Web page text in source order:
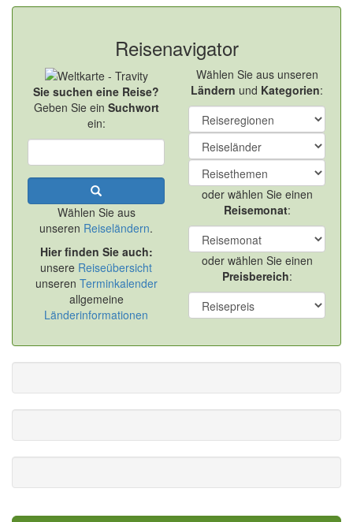
Reisenavigator
Sie suchen eine Reise?
Geben Sie ein Suchwort
ein:
Wählen Sie aus
unseren Reiseländern.
Hier finden Sie auch:
unsere Reiseübersicht
unseren Terminkalender
allgemeine
Länderinformationen
Wählen Sie aus unseren
Ländern und Kategorien:
oder wählen Sie einen
Reisemonat:
oder wählen Sie einen
Preisbereich: